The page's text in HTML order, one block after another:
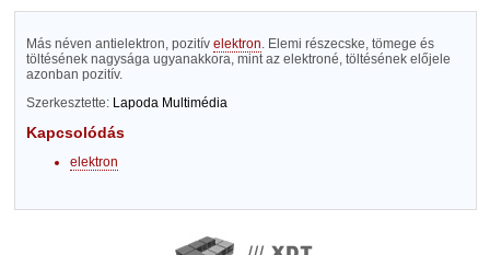
Más néven antielektron, pozitív elektron. Elemi részecske, tömege és
töltésének nagysága ugyanakkora, mint az elektroné, töltésének előjele
azonban pozitív.
Szerkesztette: Lapoda Multimédia
Kapcsolódás
elektron